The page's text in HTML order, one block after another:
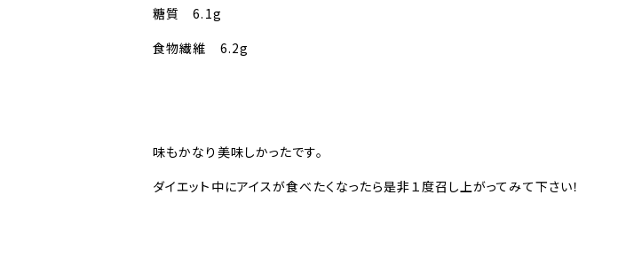
糖質 6.1g
食物繊維 6.2g
味もかなり美味しかったです。
ダイエット中にアイスが食べたくなったら是非１度召し上がってみて下さい！